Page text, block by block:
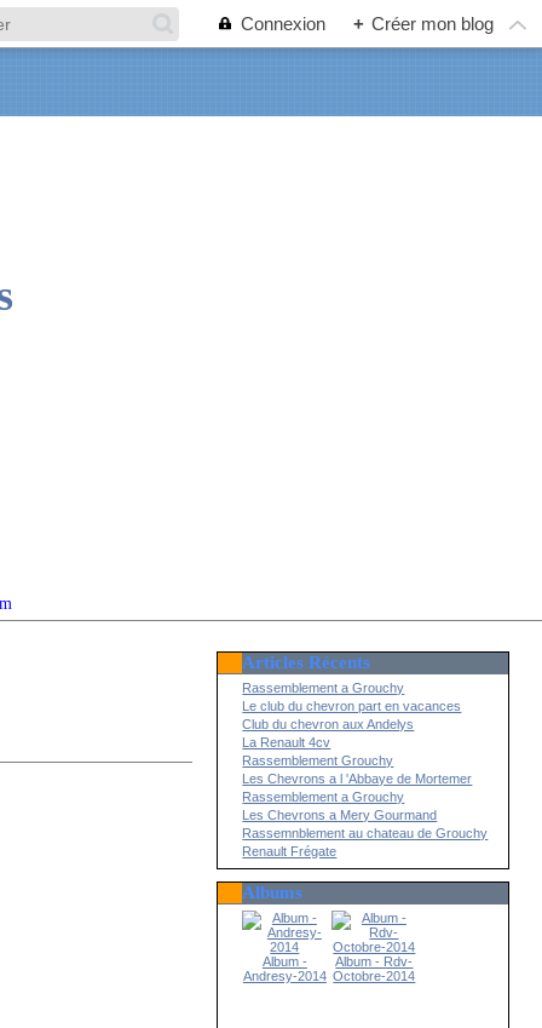
Connexion + Créer mon blog
Articles Récents
Rassemblement a Grouchy
Le club du chevron part en vacances
Club du chevron aux Andelys
La Renault 4cv
Rassemblement Grouchy
Les Chevrons a l 'Abbaye de Mortemer
Rassemblement a Grouchy
Les Chevrons a Mery Gourmand
Rassemnblement au chateau de Grouchy
Renault Frégate
Albums
Album -
Andresy-2014
Album - Rdv-
Octobre-2014